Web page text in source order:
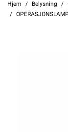
Hjem Belysning